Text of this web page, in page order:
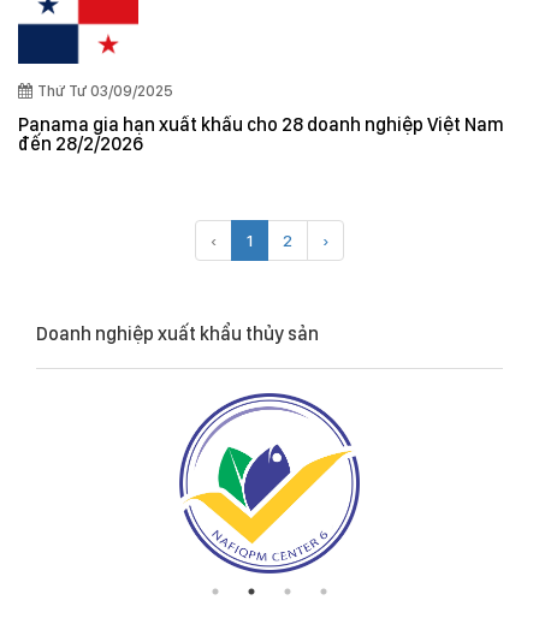
Thứ Tư 03/09/2025
Panama gia hạn xuất khẩu cho 28 doanh nghiệp Việt Nam
đến 28/2/2026
‹ 1 2 ›
Doanh nghiệp xuất khẩu thủy sản